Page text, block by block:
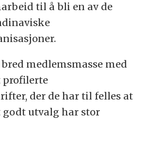
til å bli en av de
medlemsmasse med
profilerte
der de har til felles at
utvalg har stor